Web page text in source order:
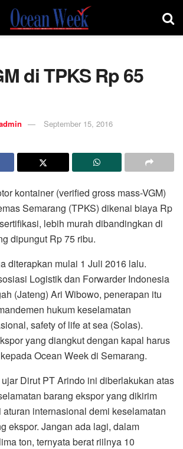
di TPKS Rp 65
September 15, 2016
kontainer (verified gross mass-VGM)
Semarang (TPKS) dikenai biaya Rp
lebih murah dibandingkan di
dipungut Rp 75 ribu.
diterapkan mulai 1 Juli 2016 lalu.
Logistik dan Forwarder Indonesia
(Jateng) Ari Wibowo, penerapan itu
hukum keselamatan
safety of life at sea (Solas).
yang diangkut dengan kapal harus
Ocean Week di Semarang.
Dirut PT Arindo ini diberlakukan atas
barang ekspor yang dikirim
aturan internasional demi keselamatan
ekspor. Jangan ada lagi, dalam
ton, ternyata berat riilnya 10